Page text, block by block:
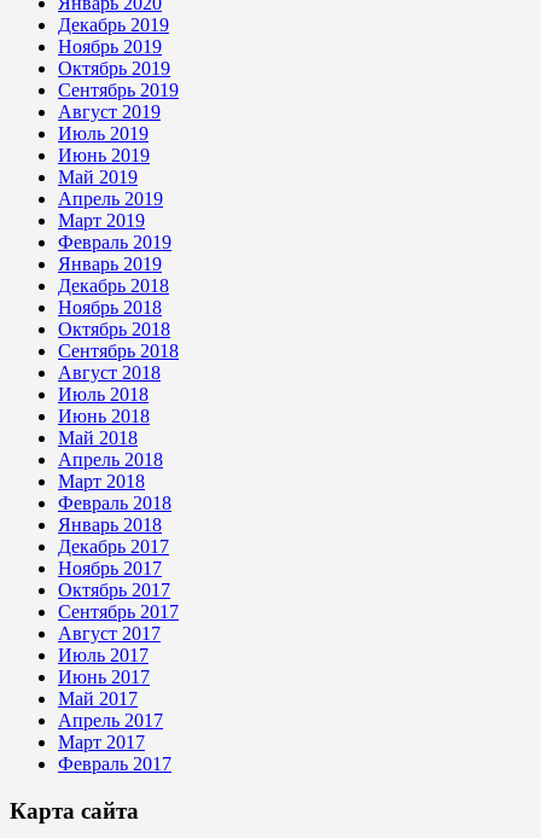
Декабрь 2019
Ноябрь 2019
Октябрь 2019
Сентябрь 2019
Август 2019
Июль 2019
Июнь 2019
Май 2019
Апрель 2019
Март 2019
Февраль 2019
Январь 2019
Декабрь 2018
Ноябрь 2018
Октябрь 2018
Сентябрь 2018
Август 2018
Июль 2018
Июнь 2018
Май 2018
Апрель 2018
Март 2018
Февраль 2018
Январь 2018
Декабрь 2017
Ноябрь 2017
Октябрь 2017
Сентябрь 2017
Август 2017
Июль 2017
Июнь 2017
Май 2017
Апрель 2017
Март 2017
Февраль 2017
Карта сайта